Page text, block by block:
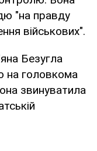
"на правду
військових".
Безугла
на головкома
звинуватила